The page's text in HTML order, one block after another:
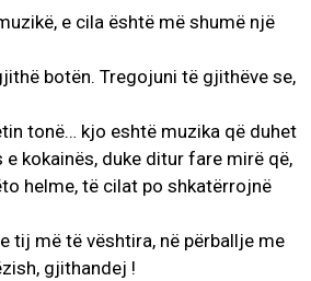
e cila është më shumë një
botën. Tregojuni të gjithëve se,
tonë… kjo eshtë muzika që duhet
kokainës, duke ditur fare mirë që,
helme, të cilat po shkatërrojnë
tij më të vështira, në përballje me
gjithandej !